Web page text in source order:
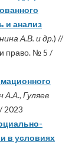
и анализ
А.В. и др.) //
право. № 5 /
А.А., Гуляев
2023
в условиях